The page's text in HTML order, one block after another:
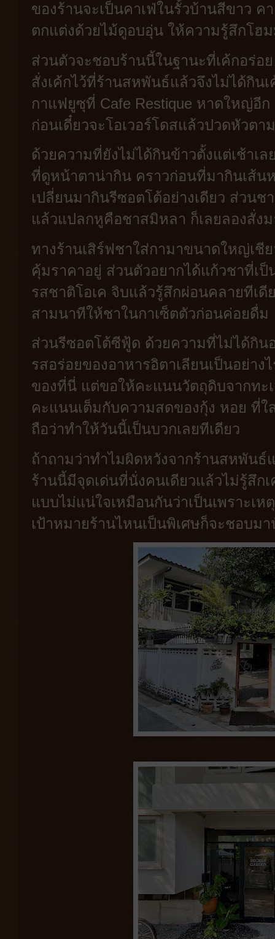
ของร้านจะเป็นคาเฟ่ในรั้วบ้านสีขาว ค
ตกแต่งด้วยไม้ดูอบอุ่น ให้ความรู้สึกโฮ
ส่วนตัวจะชอบร้านนี้ในฐานะที่เค้กอร่อ
สั่งเค้กไว้ที่ร้านสหพันธ์แล้วจึงไม่ได้กิน
กาแฟยูซุที่ Cafe Restique หาดใหญ่อี
ก่อนเดี๋ยวจะโอเวอร์โดสแล้วปวดหัวต
ด้วยความที่ยังไม่ได้กินข้าวตั้งแต่เช้าเ
ที่ดูหน้าตาน่ากิน คราวก่อนที่มากินเส้น
เปลี่ยนมากินรีซอตโต้อย่างเดียว ส่วน
แล้วแปลกหูคือชาสมิหลา ก็เลยลองสั่ง
ทางร้านเสิร์ฟชาใส่กามาขนาดใหญ่เชี
คุ้มราคาอยู่ ส่วนตัวอยากได้แก้วชาที่เป็
รสชาติโอเค จิบแล้วรู้สึกผ่อนคลายทีเ
สามนาทีให้ชาในกาเซ็ตตัวก่อนค่อยดื่ม
ส่วนรีซอตโต้ซีฟู้ด ด้วยความที่ไม่ได้กิน
รสอร่อยของอาหารอิตาเลียนเป็นอย่า
ของที่นี่ แต่ขอให้คะแนนวัตถุดิบจากทะ
คะแนนเต็มกับความสดของกุ้ง หอย ที่
ถือว่าทำให้วันนี้เป็นบวกเลยทีเดียว
ถ้าถามว่าทำไมผิดหวังจากร้านสหพันธ์
ร้านนี้มีจุดเด่นที่นั่งคนเดียวแล้วไม่รู้สึก
แบบไม่แน่ใจเหมือนกันว่าเป็นเพราะเ
เป้าหมายร้านไหนเป็นพิเศษก็จะชอบม